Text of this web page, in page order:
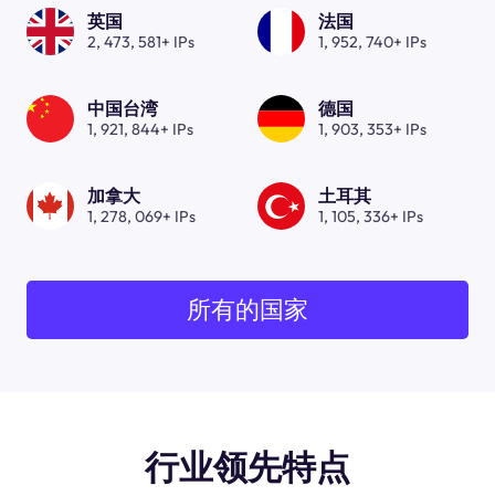
英国
2, 473, 581+ IPs
法国
1, 952, 740+ IPs
中国台湾
1, 921, 844+ IPs
德国
1, 903, 353+ IPs
加拿大
1, 278, 069+ IPs
土耳其
1, 105, 336+ IPs
所有的国家
行业领先特点